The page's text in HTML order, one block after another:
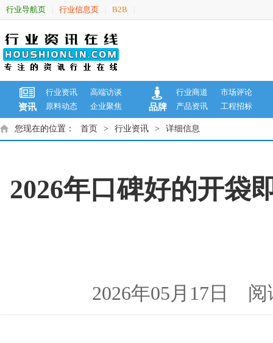
行业导航页 行业信息页 B2B
资讯
行业资讯
高端访谈
原料动态
企业聚焦 品牌
行业商道
市场评论
产品资讯
工程招标
您现在的位置： 首页 > 行业资讯 > 详细信息
2026年口碑好的开袋
2026年05月17日